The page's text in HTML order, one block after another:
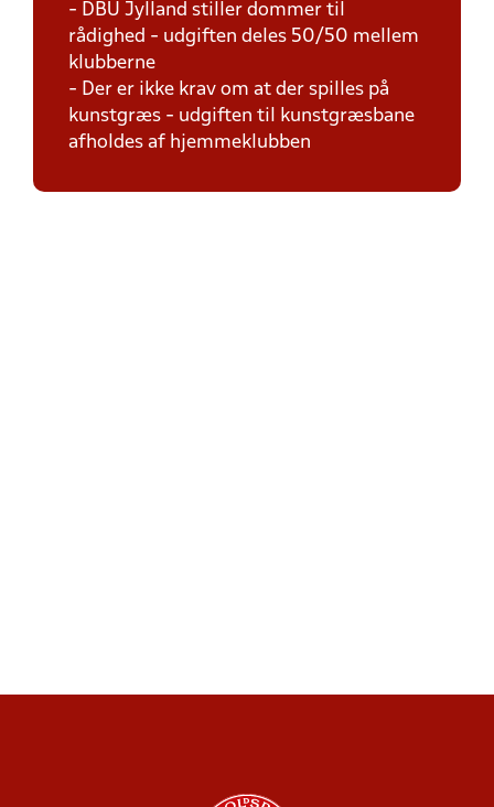
- DBU Jylland stiller dommer til
rådighed - udgiften deles 50/50 mellem
klubberne
- Der er ikke krav om at der spilles på
kunstgræs - udgiften til kunstgræsbane
afholdes af hjemmeklubben